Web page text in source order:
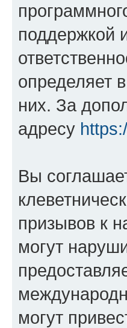
поддержкой
определяет
них. За
адресу
Вы
призывов к
могут
могут